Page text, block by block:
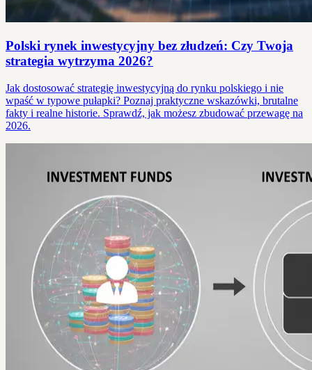
Polski rynek inwestycyjny bez złudzeń: Czy Twoja
strategia wytrzyma 2026?
Jak dostosować strategię inwestycyjną do rynku polskiego i nie
wpaść w typowe pułapki? Poznaj praktyczne wskazówki, brutalne
fakty i realne historie. Sprawdź, jak możesz zbudować przewagę na
2026.